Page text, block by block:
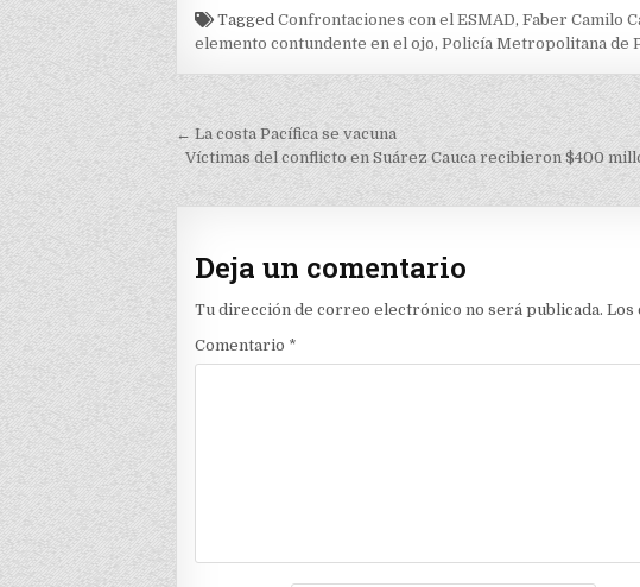
TaggedConfrontaciones con el ESMAD,Faber Camilo
elemento contundente en el ojo,Policía Metropolitana de
Navegación
de
entradas
← La costa Pacífica se vacuna
Víctimas del conflicto en Suárez Cauca recibieron $400
Deja un comentario
Tu dirección de correo electrónico no será publicada. Los
Comentario *